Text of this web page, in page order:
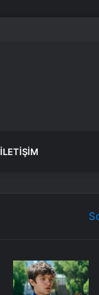
İLETIŞIM